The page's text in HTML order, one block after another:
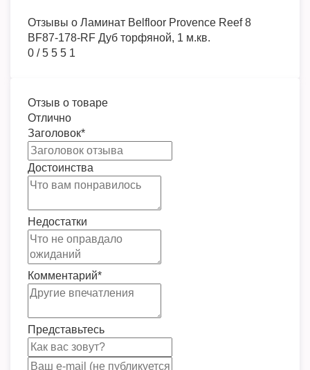
Отзывы о Ламинат Belfloor Provence Reef 8
BF87-178-RF Дуб торфяной, 1 м.кв.
0 /5 5 5 1
Отзыв о товаре
Отлично
Заголовок*
Достоинства
Недостатки
Комментарий*
Представьтесь